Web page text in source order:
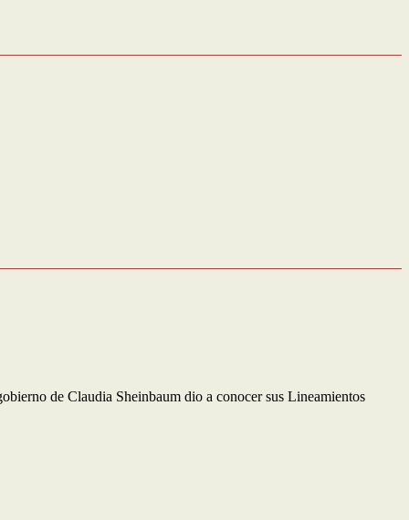
de Claudia Sheinbaum dio a conocer sus Lineamientos